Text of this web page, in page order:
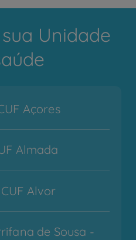
Unidade
Açores
Almada
Alvor
de Sousa -